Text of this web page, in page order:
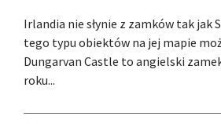
Irlandia nie słynie z zamków tak jak
tego typu obiektów na jej mapie
Dungarvan Castle to angielski
roku...